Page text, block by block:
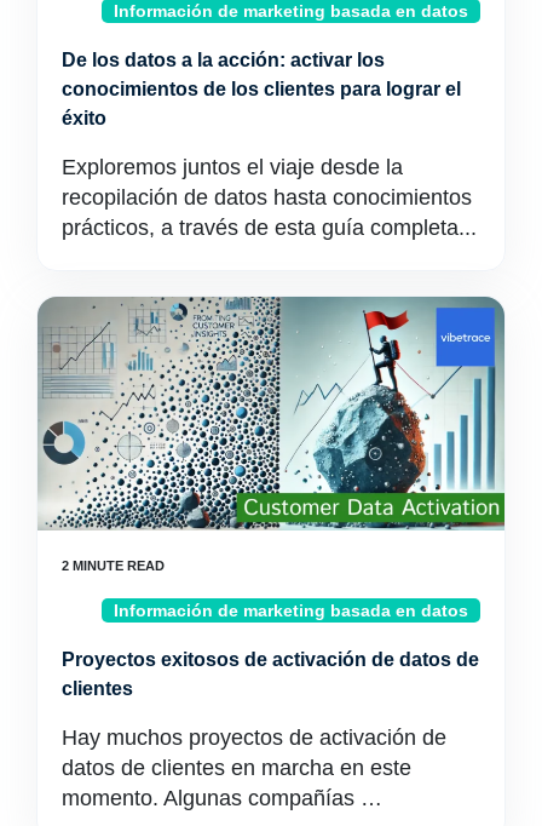
Información de marketing basada en datos
De los datos a la acción: activar los
conocimientos de los clientes para lograr el
éxito
Exploremos juntos el viaje desde la
recopilación de datos hasta conocimientos
prácticos, a través de esta guía completa...
Información de marketing basada en datos
Proyectos exitosos de activación de datos de
clientes
Hay muchos proyectos de activación de
datos de clientes en marcha en este
momento. Algunas compañías …